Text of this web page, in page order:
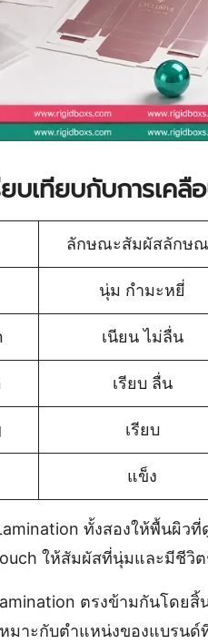
บเทียบกับการเคลื
ลักษณะสัมผัสลักษ
นุ่ม กำมะหยี่
เนียน ไม่ลื่น
เรียบ ลื่น
เรียบ
แข็ง
ทั้งสองให้พื้นผิว
ให้สัมผัสที่นุ่มและมีชีวิ
ตรงข้ามกันโดย
มาะกับตำแหน่งของแบรน